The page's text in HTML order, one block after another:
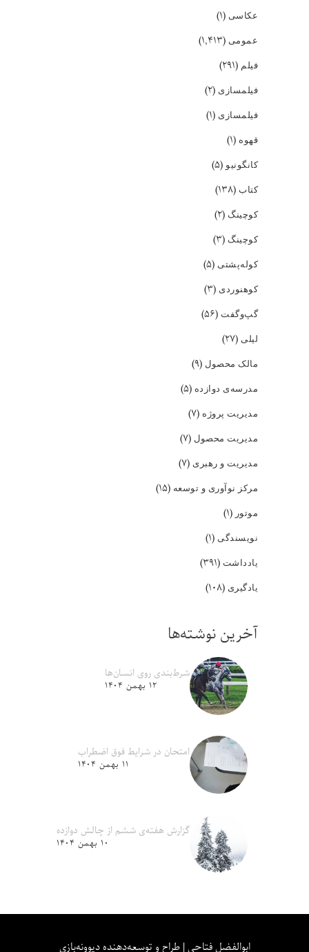
عکاسی (۱)
عمومی (۱,۴۱۳)
فیلم (۲۹۱)
فیلمسازی (۲)
فیلمسازی (۱)
قهوه (۱)
کانگونیو(۵)
کتاب (۱۳۸)
کوچینگ (۲)
کوچینگ (۳)
کوله‌پشتی (۵)
کوهنوردی (۳)
گپ‌و‌گفت (۵۶)
لیلی (۲۷)
مالک محصول (۹)
مدرسه‌ی دوازده (۵)
مدیریت پروژه (۷)
مدیریت محصول (۷)
مدیریت و رهبری (۷)
مرکز نوآوری و توسعه (۱۵)
موتور (۱)
نویسندگی (۱)
یادداشت (۳۹۱)
یادگیری (۱۰۸)
آخرین نوشته‌ها
شرط‌بندی روی انسان‌ها
۱۲ بهمن ۱۴۰۴
امتحان در شرایط فوق اضطراب
۱۱ بهمن ۱۴۰۴
گزارش هفته‌ی ششم از چالش دوازده
۱۰ بهمن ۱۴۰۴
ابوالفضل فتاحی | طراح و توسعه‌دهنده دیوونه‌بازی